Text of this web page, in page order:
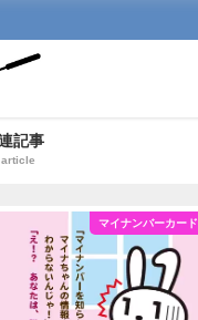
記事
article
マイナンバーカード